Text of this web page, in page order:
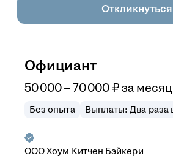
Откликнуться
Официант
50 000–70 000 ₽ за
Без опыта Выплаты: Два раза
ОООХоум Китчен Бэйкери